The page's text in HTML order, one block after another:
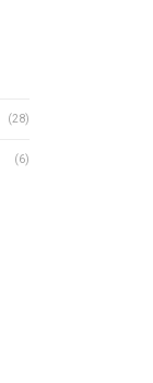
(28)
(6)